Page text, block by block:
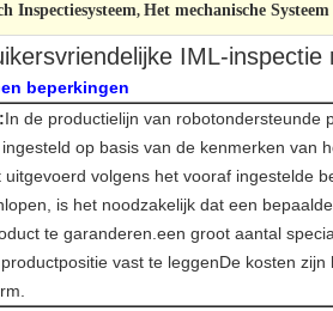
Inspectiesysteem, Het mechanische
IML-
beperkingen
:In de productielijn van robotondersteunde
op basis van de kenmerken van
volgens het vooraf ingestelde
is het noodzakelijk dat een
te garanderen.een groot aantal
vast te leggenDe kosten zijn